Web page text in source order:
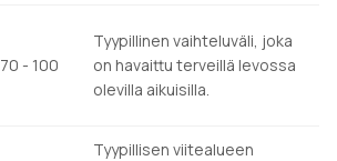
70 - 100
Tyypillinen vaihteluväli, joka
on havaittu terveillä levossa
olevilla aikuisilla.
Tyypillisen viitealueen